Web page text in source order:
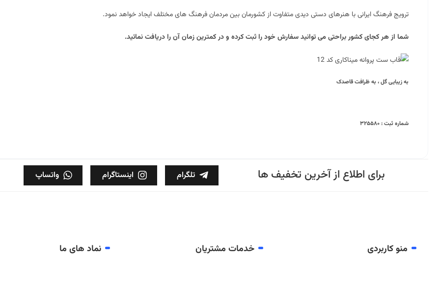
ترویج فرهنگ ایرانی با هنرهای دستی دیدی متفاوت از کشورمان بین مردمان فرهنگ های مختلف ایجاد خواهد نمود.
شما از هر کجای کشور براحتی می توانید سفارش خود را ثبت کرده و در کمترین زمان آن را دریافت نمائید.
به زیبایی گل ، به ظرافت قاصدک
شماره ثبت : ۳۲۵۵۸۰
تلگرام اینستاگرام واتساپ برای اطلاع از آخرین تخفیف ها
منو کاربردی خدمات مشتریان نماد های ما